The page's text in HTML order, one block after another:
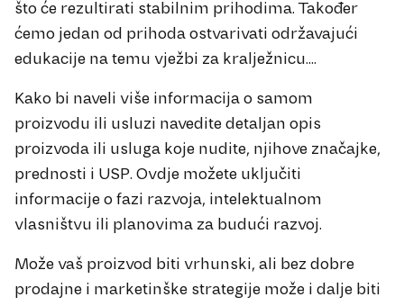
što će rezultirati stabilnim prihodima. Također
ćemo jedan od prihoda ostvarivati održavajući
edukacije na temu vježbi za kralježnicu....
Kako bi naveli više informacija o samom
proizvodu ili usluzi navedite detaljan opis
proizvoda ili usluga koje nudite, njihove značajke,
prednosti i USP. Ovdje možete uključiti
informacije o fazi razvoja, intelektualnom
vlasništvu ili planovima za budući razvoj.
Može vaš proizvod biti vrhunski, ali bez dobre
prodajne i marketinške strategije može i dalje biti